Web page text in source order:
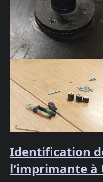
Identification
l'imprimante à